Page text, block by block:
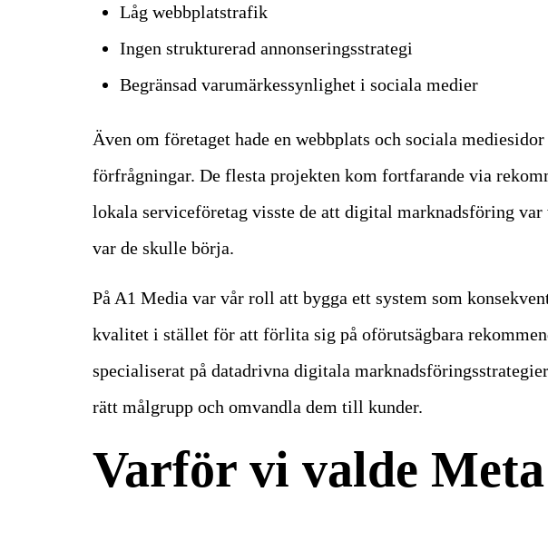
Låg webbplatstrafik
Ingen strukturerad annonseringsstrategi
Begränsad varumärkessynlighet i sociala medier
Även om företaget hade en webbplats och sociala
förfrågningar. De flesta projekten kom fortfarande via
lokala serviceföretag visste de att digital marknadsföring
var de skulle börja.
På A1 Media var vår roll att bygga ett system som
kvalitet i stället för att förlita sig på oförutsägbara
specialiserat på datadrivna digitala
rätt målgrupp och omvandla dem till kunder.
Varför vi valde